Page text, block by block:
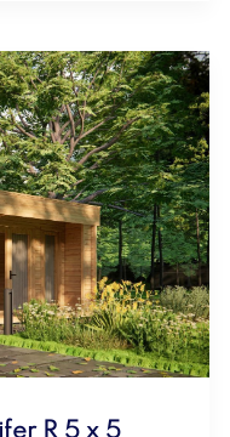
R 5 x 5